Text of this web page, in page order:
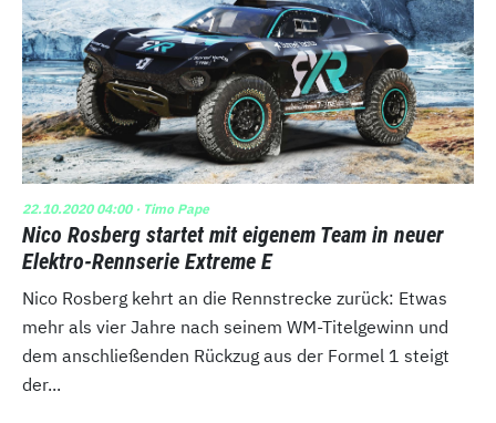
22.10.2020 04:00· Timo Pape
Nico Rosberg startet mit eigenem Team in neuer
Elektro-Rennserie Extreme E
Nico Rosberg kehrt an die Rennstrecke zurück: Etwas
mehr als vier Jahre nach seinem WM-Titelgewinn und
dem anschließenden Rückzug aus der Formel 1 steigt
der...